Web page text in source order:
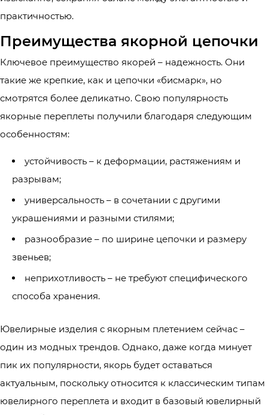
практичностью.
Преимущества якорной цепочки
Ключевое преимущество якорей – надежность. Они
такие же крепкие, как и цепочки «бисмарк», но
смотрятся более деликатно. Свою популярность
якорные переплеты получили благодаря следующим
особенностям:
устойчивость – к деформации, растяжениям и
разрывам;
универсальность – в сочетании с другими
украшениями и разными стилями;
разнообразие – по ширине цепочки и размеру
звеньев;
неприхотливость – не требуют специфического
способа хранения.
Ювелирные изделия с якорным плетением сейчас –
один из модных трендов. Однако, даже когда минует
пик их популярности, якорь будет оставаться
актуальным, поскольку относится к классическим типам
ювелирного переплета и входит в базовый ювелирный